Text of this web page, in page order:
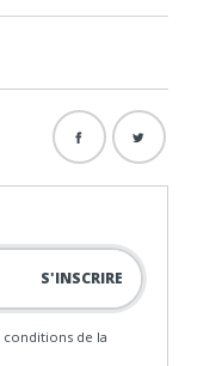
conditions de la